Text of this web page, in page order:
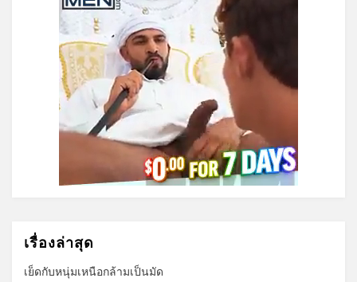
เรื่องล่าสุด
เย็ดกับหนุ่มเหนือกล้ามเป็นมัด